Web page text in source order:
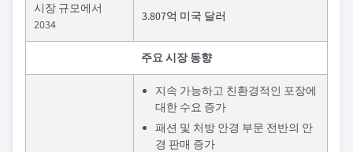
시장 규모에서
2034
3.807억 미국 달러
주요 시장 동향
지속 가능하고 친환경적인 포장에
대한 수요 증가
패션 및 처방 안경 부문 전반의 안
경 판매 증가